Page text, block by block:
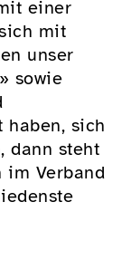
einer
mit
unser
sowie
haben, sich
dann steht
im Verband